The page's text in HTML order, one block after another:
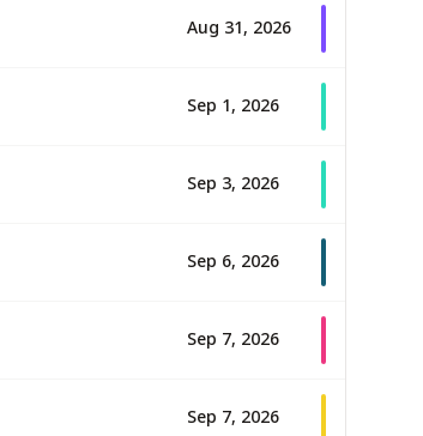
Aug 31, 2026
Sep 1, 2026
Sep 3, 2026
Sep 6, 2026
Sep 7, 2026
Sep 7, 2026